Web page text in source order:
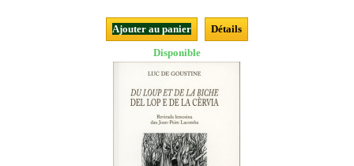
Ajouter au panier
Détails
Disponible